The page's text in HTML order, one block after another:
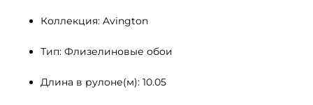
Коллекция: Avington
Тип: Флизелиновые обои
Длина в рулоне(м): 10.05